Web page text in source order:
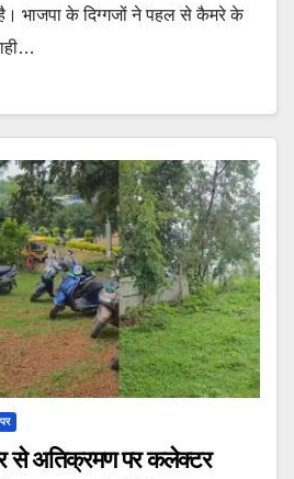
है। भाजपा के दिग्गजों ने पहल से कैमरे के
से अतिक्रमण पर कलेक्टर